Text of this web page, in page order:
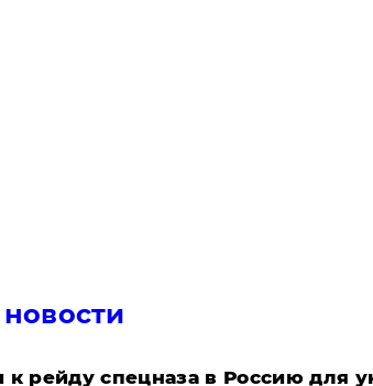
к рейду спецназа в Россию для